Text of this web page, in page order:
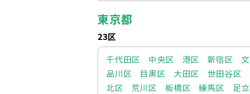
東京都
23区
千代田区
中央区 港区 新宿区
品川区
目黒区 大田区 世田谷区
北区
荒川区 板橋区 練馬区 足